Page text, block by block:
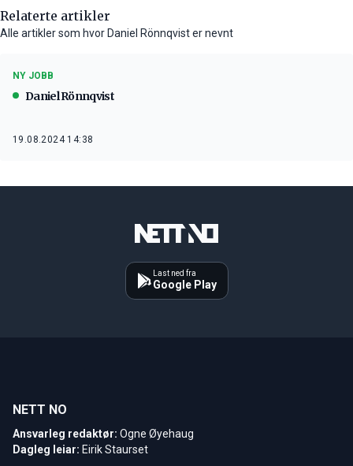
Relaterte artikler
Alle artikler som hvor Daniel Rönnqvist er nevnt
NY JOBB
Daniel Rönnqvist
19.08.2024 14:38
Last ned fra
Google Play
NETT NO
Ansvarleg redaktør: Ogne Øyehaug
Dagleg leiar: Eirik Staurset